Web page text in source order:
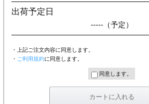
出荷予定日
-----（予定）
・上記ご注文内容に同意します。
・ ご利用規約に同意します。
同意します。